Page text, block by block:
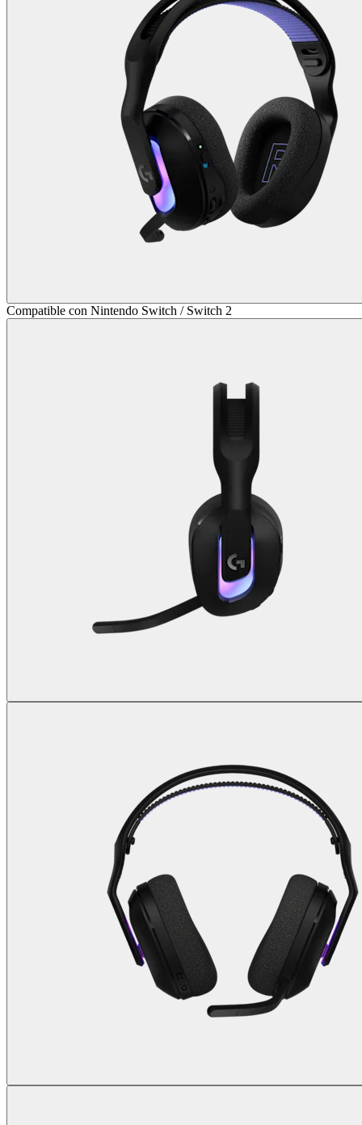
Compatible con Nintendo Switch / Switch 2